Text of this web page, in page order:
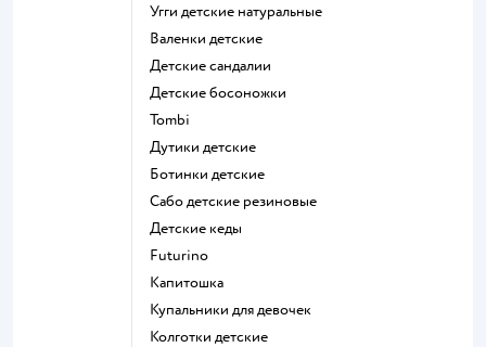
Угги детские натуральные
Валенки детские
Детские сандалии
Детские босоножки
Tombi
Дутики детские
Ботинки детские
Сабо детские резиновые
Детские кеды
Futurino
Капитошка
Купальники для девочек
Колготки детские